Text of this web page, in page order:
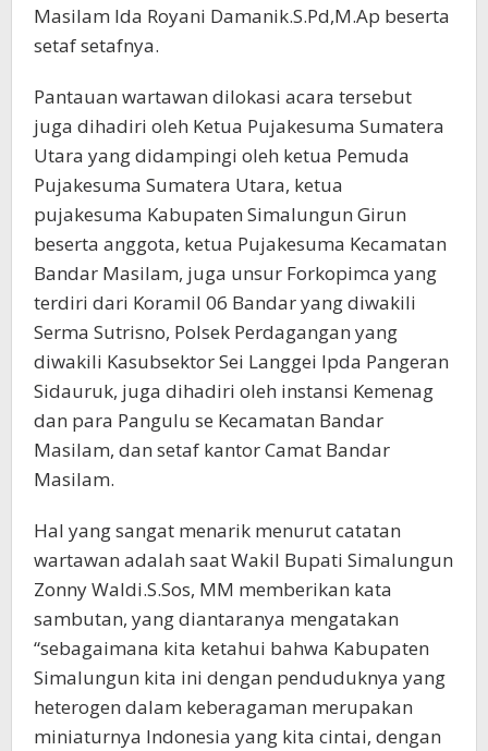
Masilam Ida Royani Damanik.S.Pd,M.Ap beserta
setaf setafnya.
Pantauan wartawan dilokasi acara tersebut
juga dihadiri oleh Ketua Pujakesuma Sumatera
Utara yang didampingi oleh ketua Pemuda
Pujakesuma Sumatera Utara, ketua
pujakesuma Kabupaten Simalungun Girun
beserta anggota, ketua Pujakesuma Kecamatan
Bandar Masilam, juga unsur Forkopimca yang
terdiri dari Koramil 06 Bandar yang diwakili
Serma Sutrisno, Polsek Perdagangan yang
diwakili Kasubsektor Sei Langgei Ipda Pangeran
Sidauruk, juga dihadiri oleh instansi Kemenag
dan para Pangulu se Kecamatan Bandar
Masilam, dan setaf kantor Camat Bandar
Masilam.
Hal yang sangat menarik menurut catatan
wartawan adalah saat Wakil Bupati Simalungun
Zonny Waldi.S.Sos, MM memberikan kata
sambutan, yang diantaranya mengatakan
“sebagaimana kita ketahui bahwa Kabupaten
Simalungun kita ini dengan penduduknya yang
heterogen dalam keberagaman merupakan
miniaturnya Indonesia yang kita cintai, dengan